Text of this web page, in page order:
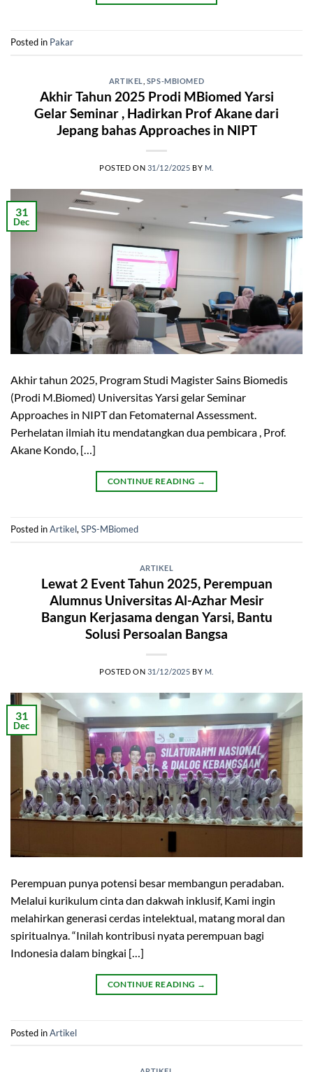
Posted in Pakar
ARTIKEL SPS-MBIOMED
Akhir Tahun 2025 Prodi MBiomed Yarsi
Gelar Seminar , Hadirkan Prof Akane dari
Jepang bahas Approaches in NIPT
POSTED ON 31/12/2025 BY M.
31
Dec
Akhir tahun 2025, Program Studi Magister Sains Biomedis
(Prodi M.Biomed) Universitas Yarsi gelar Seminar
Approaches in NIPT dan Fetomaternal Assessment.
Perhelatan ilmiah itu mendatangkan dua pembicara , Prof.
Akane Kondo, […]
CONTINUE READING →
Posted inArtikel, SPS-MBiomed
ARTIKEL
Lewat 2 Event Tahun 2025, Perempuan
Alumnus Universitas Al-Azhar Mesir
Bangun Kerjasama dengan Yarsi, Bantu
Solusi Persoalan Bangsa
POSTED ON 31/12/2025 BY M.
31
Dec
Perempuan punya potensi besar membangun peradaban.
Melalui kurikulum cinta dan dakwah inklusif, Kami ingin
melahirkan generasi cerdas intelektual, matang moral dan
spiritualnya. “Inilah kontribusi nyata perempuan bagi
Indonesia dalam bingkai […]
CONTINUE READING →
Posted inArtikel